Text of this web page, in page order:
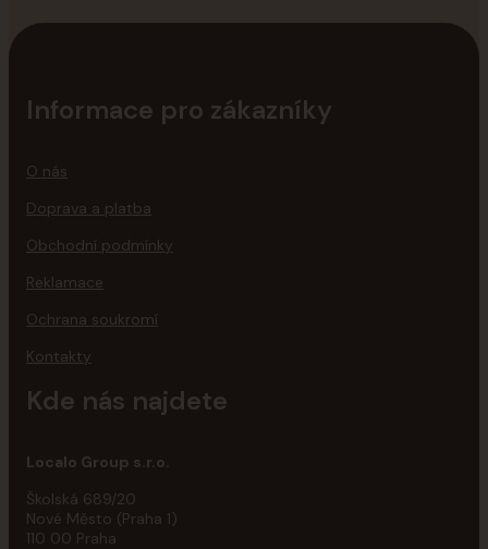
Informace pro zákazníky
O nás
Doprava a platba
Obchodní podmínky
Reklamace
Ochrana soukromí
Kontakty
Kde nás najdete
Localo Group s.r.o.
Školská 689/20
Nové Město (Praha 1)
110 00 Praha